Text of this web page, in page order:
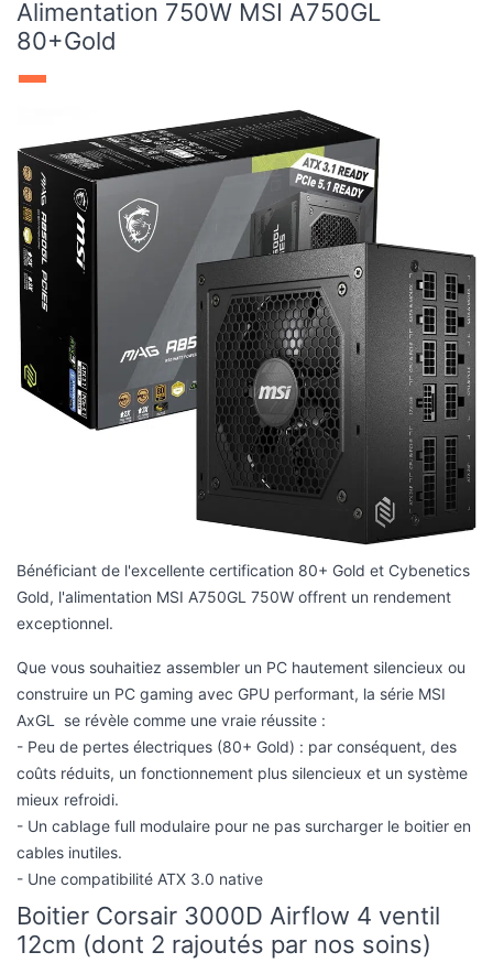
Bénéficiant de l'excellente certification 80+ Gold et Cybenetics
Gold, l'alimentation MSI A750GL 750W offrent un rendement
Que vous souhaitiez assembler un PC hautement silencieux ou
construire un PC gaming avec GPU performant, la série MSI
AxGL se révèle comme une vraie réussite :
coûts réduits, un fonctionnement plus silencieux et un système
mieux refroidi.
- Un cablage full modulaire pour ne pas surcharger le boitier en
cables inutiles.
- Une compatibilité ATX 3.0 native
Boitier Corsair 3000D Airflow 4 ventil
12cm (dont 2 rajoutés par nos soins)
Spacieux et optimisé pour une parfaite circulation du flux d'air,
le boitier Corsair 3000D Airflow bénéficie d'un design